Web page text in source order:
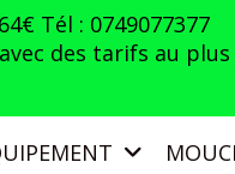
Tél : 0749077377
des tarifs au